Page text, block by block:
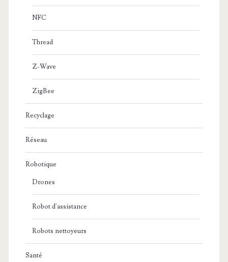
NFC
Thread
Z-Wave
ZigBee
Recyclage
Réseau
Robotique
Drones
Robot d'assistance
Robots nettoyeurs
Santé